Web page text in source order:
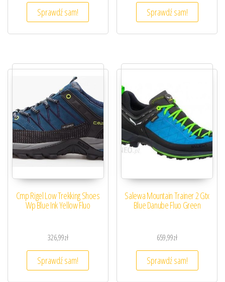
Sprawdź sam! Sprawdź sam!
Cmp Rigel Low Trekking Shoes
Wp Blue Ink Yellow Fluo
326,99zł
Sprawdź sam!
Salewa Mountain Trainer 2 Gtx
Blue Danube Fluo Green
659,99zł
Sprawdź sam!